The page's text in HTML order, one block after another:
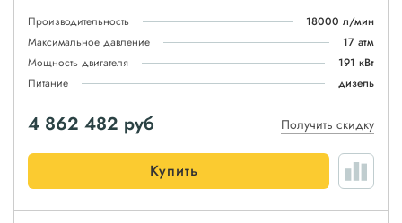
Производительность
18000 л/мин
Максимальное давление
17 атм
Мощность двигателя
191 кВт
Питание
дизель
4 862 482 руб Получить скидку
Купить